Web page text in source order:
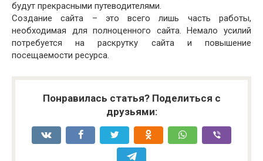
будут прекрасными путеводителями.
Создание сайта – это всего лишь часть работы,
необходимая для полноценного сайта. Немало усилий
потребуется на раскрутку сайта и повышение
посещаемости ресурса.
Понравилась статья? Поделиться с
друзьями: